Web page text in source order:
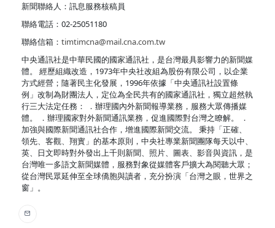
新聞聯絡人：訊息服務核稿員
聯絡電話：02-25051180
聯絡信箱： timtimcna@mail.cna.com.tw
中央通訊社是中華民國的國家通訊社，是台灣最具影響力的新聞媒
體。 經歷組織改造，1973年中央社改組為股份有限公司，以企業
方式經營；隨著民主化發展，1996年依據「中央通訊社設置條
例」改制為財團法人，定位為全民共有的國家通訊社，獨立超然執
行三大法定任務： ．辦理國內外新聞報導業務，服務大眾傳播媒
體。 ．辦理國家對外新聞通訊業務，促進國際對台灣之瞭解。 ．
加強與國際新聞通訊社合作，增進國際新聞交流。 秉持「正確、
領先、客觀、翔實」的基本原則，中央社專業新聞團隊每天以中、
英、日文即時對外發出上千則新聞、照片、圖表、影音與資訊，是
台灣唯一多語文新聞媒體，服務對象從媒體客戶擴大為閱聽大眾；
從台灣民眾延伸至全球僑胞與讀者，充分扮演「台灣之眼，世界之
窗」。